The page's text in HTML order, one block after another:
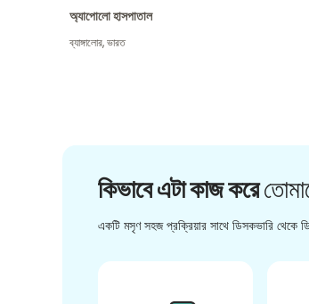
অ্যাপোলো হাসপাতাল
ব্যাঙ্গালোর,ভারত
কিভাবে এটা কাজ করে
একটি মসৃণ সহজ প্রক্রিয়ার সাথে ডিসকভারি থেকে